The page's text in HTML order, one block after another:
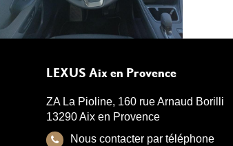
LEXUS Aix en Provence
ZA La Pioline, 160 rue Arnaud Borilli
13290 Aix en Provence
Nous contacter par téléphone